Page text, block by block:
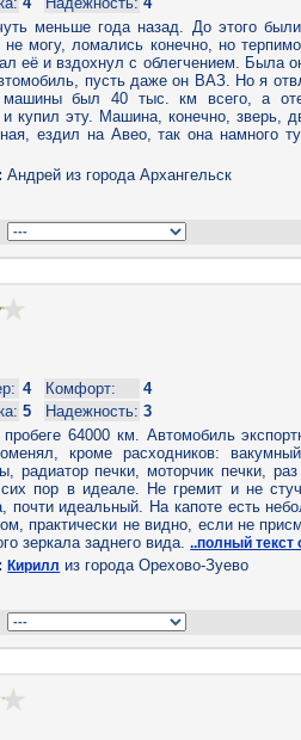
меньше года назад. До этого
не могу, ломались конечно, но
её и вздохнул с облегчением. Была
пусть даже он ВАЗ. Но я
машины был 40 тыс. км всего, а
купил эту. Машина, конечно, зверь,
ездил на Авео, так она намного
Андрей из города Архангельск
4 Комфорт:
4
5 Надежность: 3
64000 км. Автомобиль
кроме расходников: вакумный
радиатор печки, моторчик печки,
пор в идеале. Не гремит и не
почти идеальный. На капоте есть
практически не видно, если не
зеркала заднего вида...полный текст
Кирилл из города Орехово-Зуево